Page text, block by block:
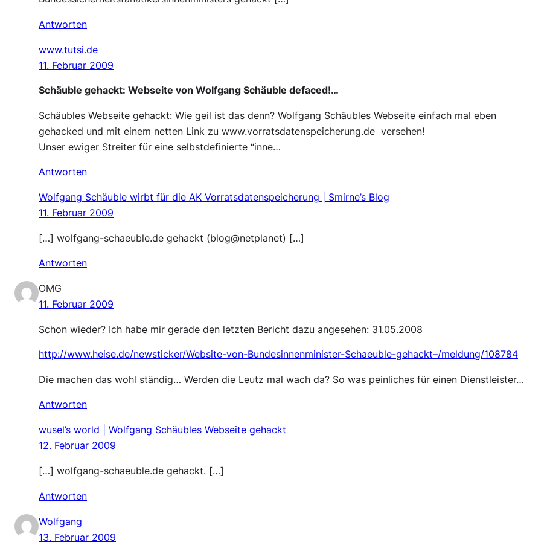
Antworten
www.tutsi.de
11. Februar 2009
Schäuble gehackt: Webseite von Wolfgang Schäuble defaced!…
Schäubles Webseite gehackt: Wie geil ist das denn? Wolfgang Schäubles Webseite einfach mal eben
gehacked und mit einem netten Link zu www.vorratsdatenspeicherung.de versehen!
Unser ewiger Streiter für eine selbstdefinierte “inne…
Antworten
Wolfgang Schäuble wirbt für die AK Vorratsdatenspeicherung | Smirne’s Blog
11. Februar 2009
[…] wolfgang-schaeuble.de gehackt (blog@netplanet) […]
Antworten
OMG
11. Februar 2009
Schon wieder? Ich habe mir gerade den letzten Bericht dazu angesehen: 31.05.2008
http://www.heise.de/newsticker/Website-von-Bundesinnenminister-Schaeuble-gehackt–/meldung/108784
Die machen das wohl ständig… Werden die Leutz mal wach da? So was peinliches für einen Dienstleister…
Antworten
wusel’s world | Wolfgang Schäubles Webseite gehackt
12. Februar 2009
[…] wolfgang-schaeuble.de gehackt. […]
Antworten
Wolfgang
13. Februar 2009